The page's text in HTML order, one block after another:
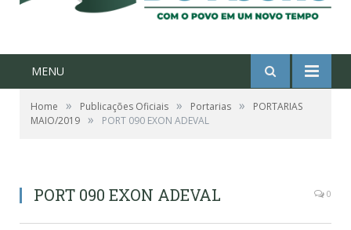
MENU
Home » Publicações Oficiais » Portarias »
PORTARIAS
MAIO/2019 » PORT 090 EXON ADEVAL
PORT 090 EXON ADEVAL 0